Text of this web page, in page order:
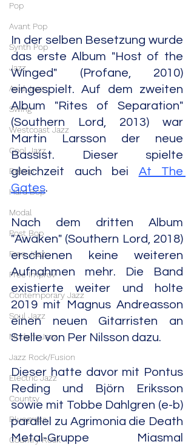
Pop
Avant Pop
Synth Pop
Jazz
Acid Jazz
Swing
Westcoast Jazz
Cool Jazz
Bebop
Hard Bop
Modal
Post Bop
Free Jazz
Free Improv
Contemporary Jazz
Soul Jazz
Modern Jazz
Jazz Rock/Fusion
Electric Jazz
Country
Bluegrass
Country Rock
In der selben Besetzung wurde
das erste Album "Host of the
Winged" (Profane, 2010)
eingespielt. Auf dem zweiten
Album "Rites of Separation"
(Southern Lord, 2013) war
Martin Larsson der neue
Bassist. Dieser spielte
gleichzeit auch bei At The
Gates.
Nach dem dritten Album
"Awaken" (Southern Lord, 2018)
erschienen keine weiteren
Aufnahmen mehr. Die Band
existierte weiter und holte
2019 mit Magnus Andreasson
einen neuen Gitarristen an
Stelle von Per Nilsson dazu.
Dieser hatte davor mit Pontus
Reding und Björn Eriksson
sowie mit Tobbe Dahlgren (e-b)
parallel zu Agrimonia die Death
Metal-Gruppe Miasmal